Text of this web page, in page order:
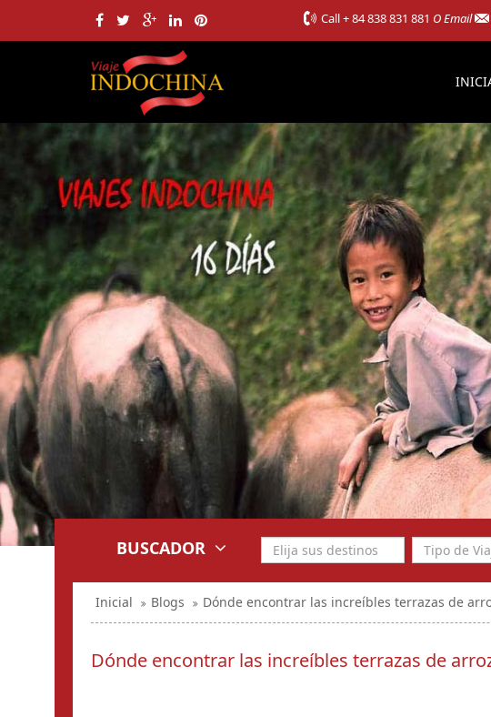
Call+ 84 838 831 881 O Email
BUSCADOR
Inicial Blogs Dónde encontrar las increíbles terrazas de
Dónde encontrar las increíbles terrazas de